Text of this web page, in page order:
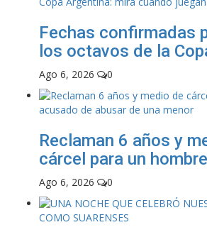
Fechas confirmadas
los octavos de la
Ago 6, 2026 0
Reclaman 6 años y
cárcel para un
Ago 6, 2026 0